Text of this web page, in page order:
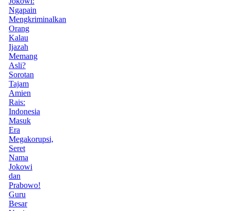
Ngapain
Mengkriminalkan
Orang
Kalau
Ijazah
Memang
Asli?
Sorotan
Tajam
Amien
Rais:
Indonesia
Masuk
Era
Megakorupsi,
Seret
Nama
Jokowi
dan
Prabowo!
Guru
Besar